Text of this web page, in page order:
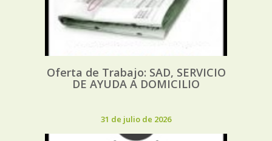
Oferta de Trabajo: SAD, SERVICIO
DE AYUDA A DOMICILIO
31 de julio de 2026